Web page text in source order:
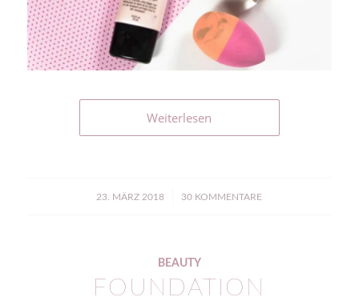
Weiterlesen
23. MÄRZ 2018
/ 30 KOMMENTARE
BEAUTY
FOUNDATION